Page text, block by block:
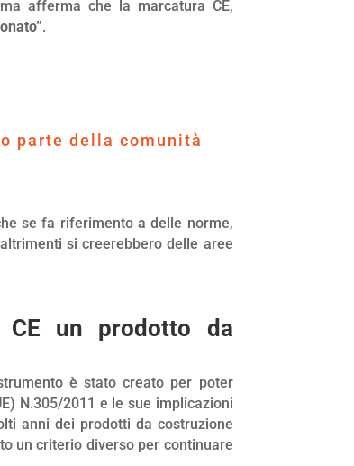
afferma che la marcatura CE,
.
parte della comunità
se fa riferimento a delle norme,
si creerebbero delle aree
CE un prodotto da
è stato creato per poter
N.305/2011 e le sue implicazioni
anni dei prodotti da costruzione
un criterio diverso per continuare